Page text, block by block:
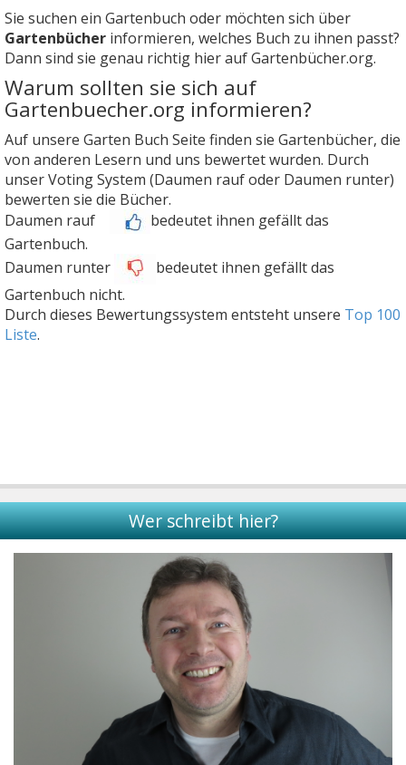
Sie suchen ein Gartenbuch oder möchten sich über
Gartenbücher informieren, welches Buch zu ihnen passt?
Dann sind sie genau richtig hier auf Gartenbücher.org.
Warum sollten sie sich auf
Gartenbuecher.org informieren?
Auf unsere Garten Buch Seite finden sie Gartenbücher, die
von anderen Lesern und uns bewertet wurden. Durch
unser Voting System (Daumen rauf oder Daumen runter)
bewerten sie die Bücher.
Daumen rauf
bedeutet ihnen gefällt das
Gartenbuch.
Daumen runter
bedeutet ihnen gefällt das
Gartenbuch nicht.
Durch dieses Bewertungssystem entsteht unsere Top 100
Liste.
Wer schreibt hier?